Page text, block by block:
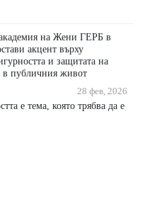
на Жени ГЕРБ в
акцент върху
и защитата на
в публичния живот
28 фев, 2026
е тема, която трябва да е